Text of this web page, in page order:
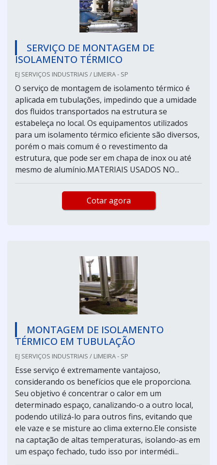
SERVIÇO DE MONTAGEM DE
ISOLAMENTO TÉRMICO
EJ SERVIÇOS INDUSTRIAIS / LIMEIRA - SP
O serviço de montagem de isolamento térmico é
aplicada em tubulações, impedindo que a umidade
dos fluidos transportados na estrutura se
estabeleça no local. Os equipamentos utilizados
para um isolamento térmico eficiente são diversos,
porém o mais comum é o revestimento da
estrutura, que pode ser em chapa de inox ou até
mesmo de alumínio.MATERIAIS USADOS NO...
Cotar agora
MONTAGEM DE ISOLAMENTO
TÉRMICO EM TUBULAÇÃO
EJ SERVIÇOS INDUSTRIAIS / LIMEIRA - SP
Esse serviço é extremamente vantajoso,
considerando os benefícios que ele proporciona.
Seu objetivo é concentrar o calor em um
determinado espaço, canalizando-o a outro local,
podendo utilizá-lo para outros fins, evitando que
ele vaze e se misture ao clima externo.Ele consiste
na captação de altas temperaturas, isolando-as em
um espaço fechado, tudo isso por intermédi...